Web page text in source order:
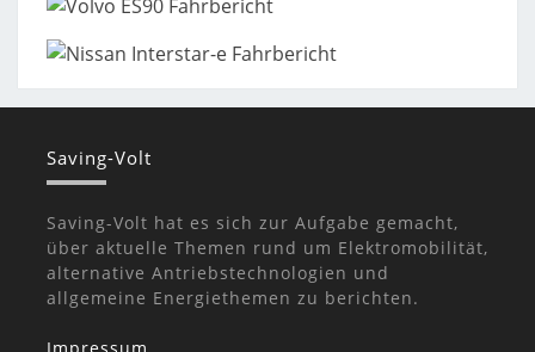
Saving-Volt
Saving-Volt hat es sich zur Aufgabe gemacht,
über aktuelle Themen rund um Elektromobilität,
alternative Antriebstechnologien und
allgemeine Energiethemen zu berichten.